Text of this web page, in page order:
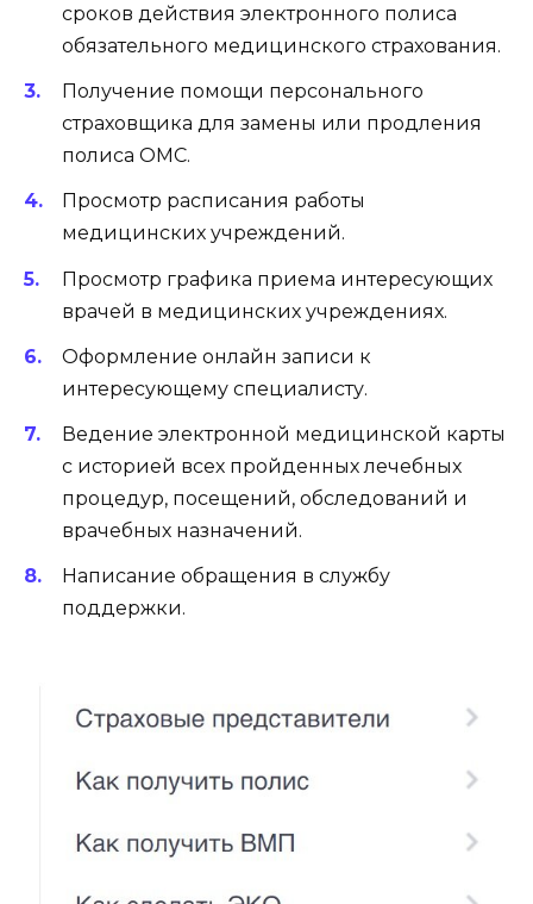
сроков действия электронного полиса
обязательного медицинского страхования.
Получение помощи персонального
страховщика для замены или продления
полиса ОМС.
Просмотр расписания работы
медицинских учреждений.
Просмотр графика приема интересующих
врачей в медицинских учреждениях.
Оформление онлайн записи к
интересующему специалисту.
Ведение электронной медицинской карты
с историей всех пройденных лечебных
процедур, посещений, обследований и
врачебных назначений.
Написание обращения в службу
поддержки.